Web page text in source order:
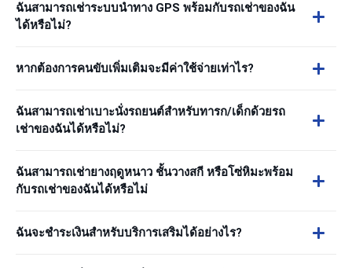
ฉันสามารถเช่าระบบนำทาง GPS พร้อมกับรถเช่าของฉัน
ได้หรือไม่?
หากต้องการคนขับเพิ่มเติมจะมีค่าใช้จ่ายเท่าไร?
ฉันสามารถเช่าเบาะนั่งรถยนต์สำหรับทารก/เด็กด้วยรถ
เช่าของฉันได้หรือไม่?
ฉันสามารถเช่ายางฤดูหนาว ชั้นวางสกี หรือโซ่หิมะพร้อม
กับรถเช่าของฉันได้หรือไม่
ฉันจะชำระเงินสำหรับบริการเสริมได้อย่างไร?